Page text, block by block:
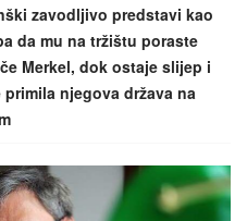
zavodljivo predstavi kao
da mu na tržištu poraste
Merkel, dok ostaje slijep i
njegova država na